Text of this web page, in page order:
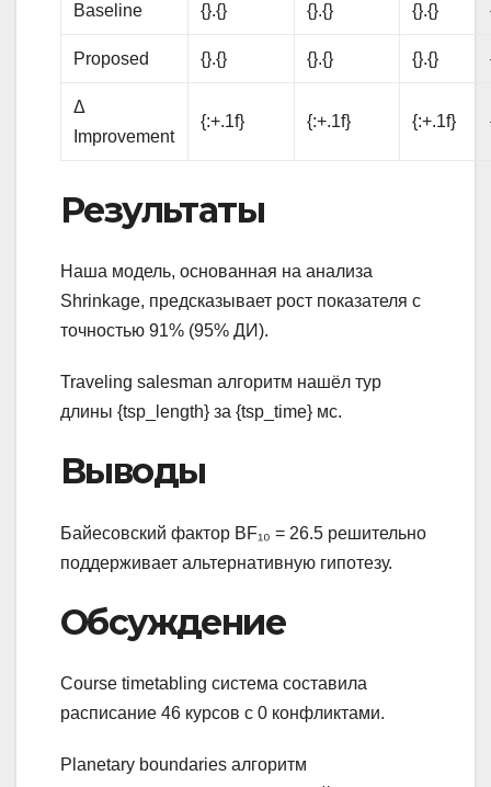
Baseline {}.{} {}.{} {}.{}
Proposed {}.{} {}.{} {}.{}
Δ
Improvement
{:+.1f} {:+.1f} {:+.1f}
Результаты
Наша модель, основанная на анализа
Shrinkage, предсказывает рост показателя с
точностью 91% (95% ДИ).
Traveling salesman алгоритм нашёл тур
длины {tsp_length} за {tsp_time} мс.
Выводы
Байесовский фактор BF₁₀ = 26.5 решительно
поддерживает альтернативную гипотезу.
Обсуждение
Course timetabling система составила
расписание 46 курсов с 0 конфликтами.
Planetary boundaries алгоритм